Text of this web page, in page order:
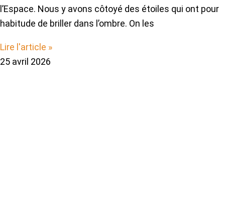
l’Espace. Nous y avons côtoyé des étoiles qui ont pour
habitude de briller dans l’ombre. On les
Lire l'article »
25 avril 2026